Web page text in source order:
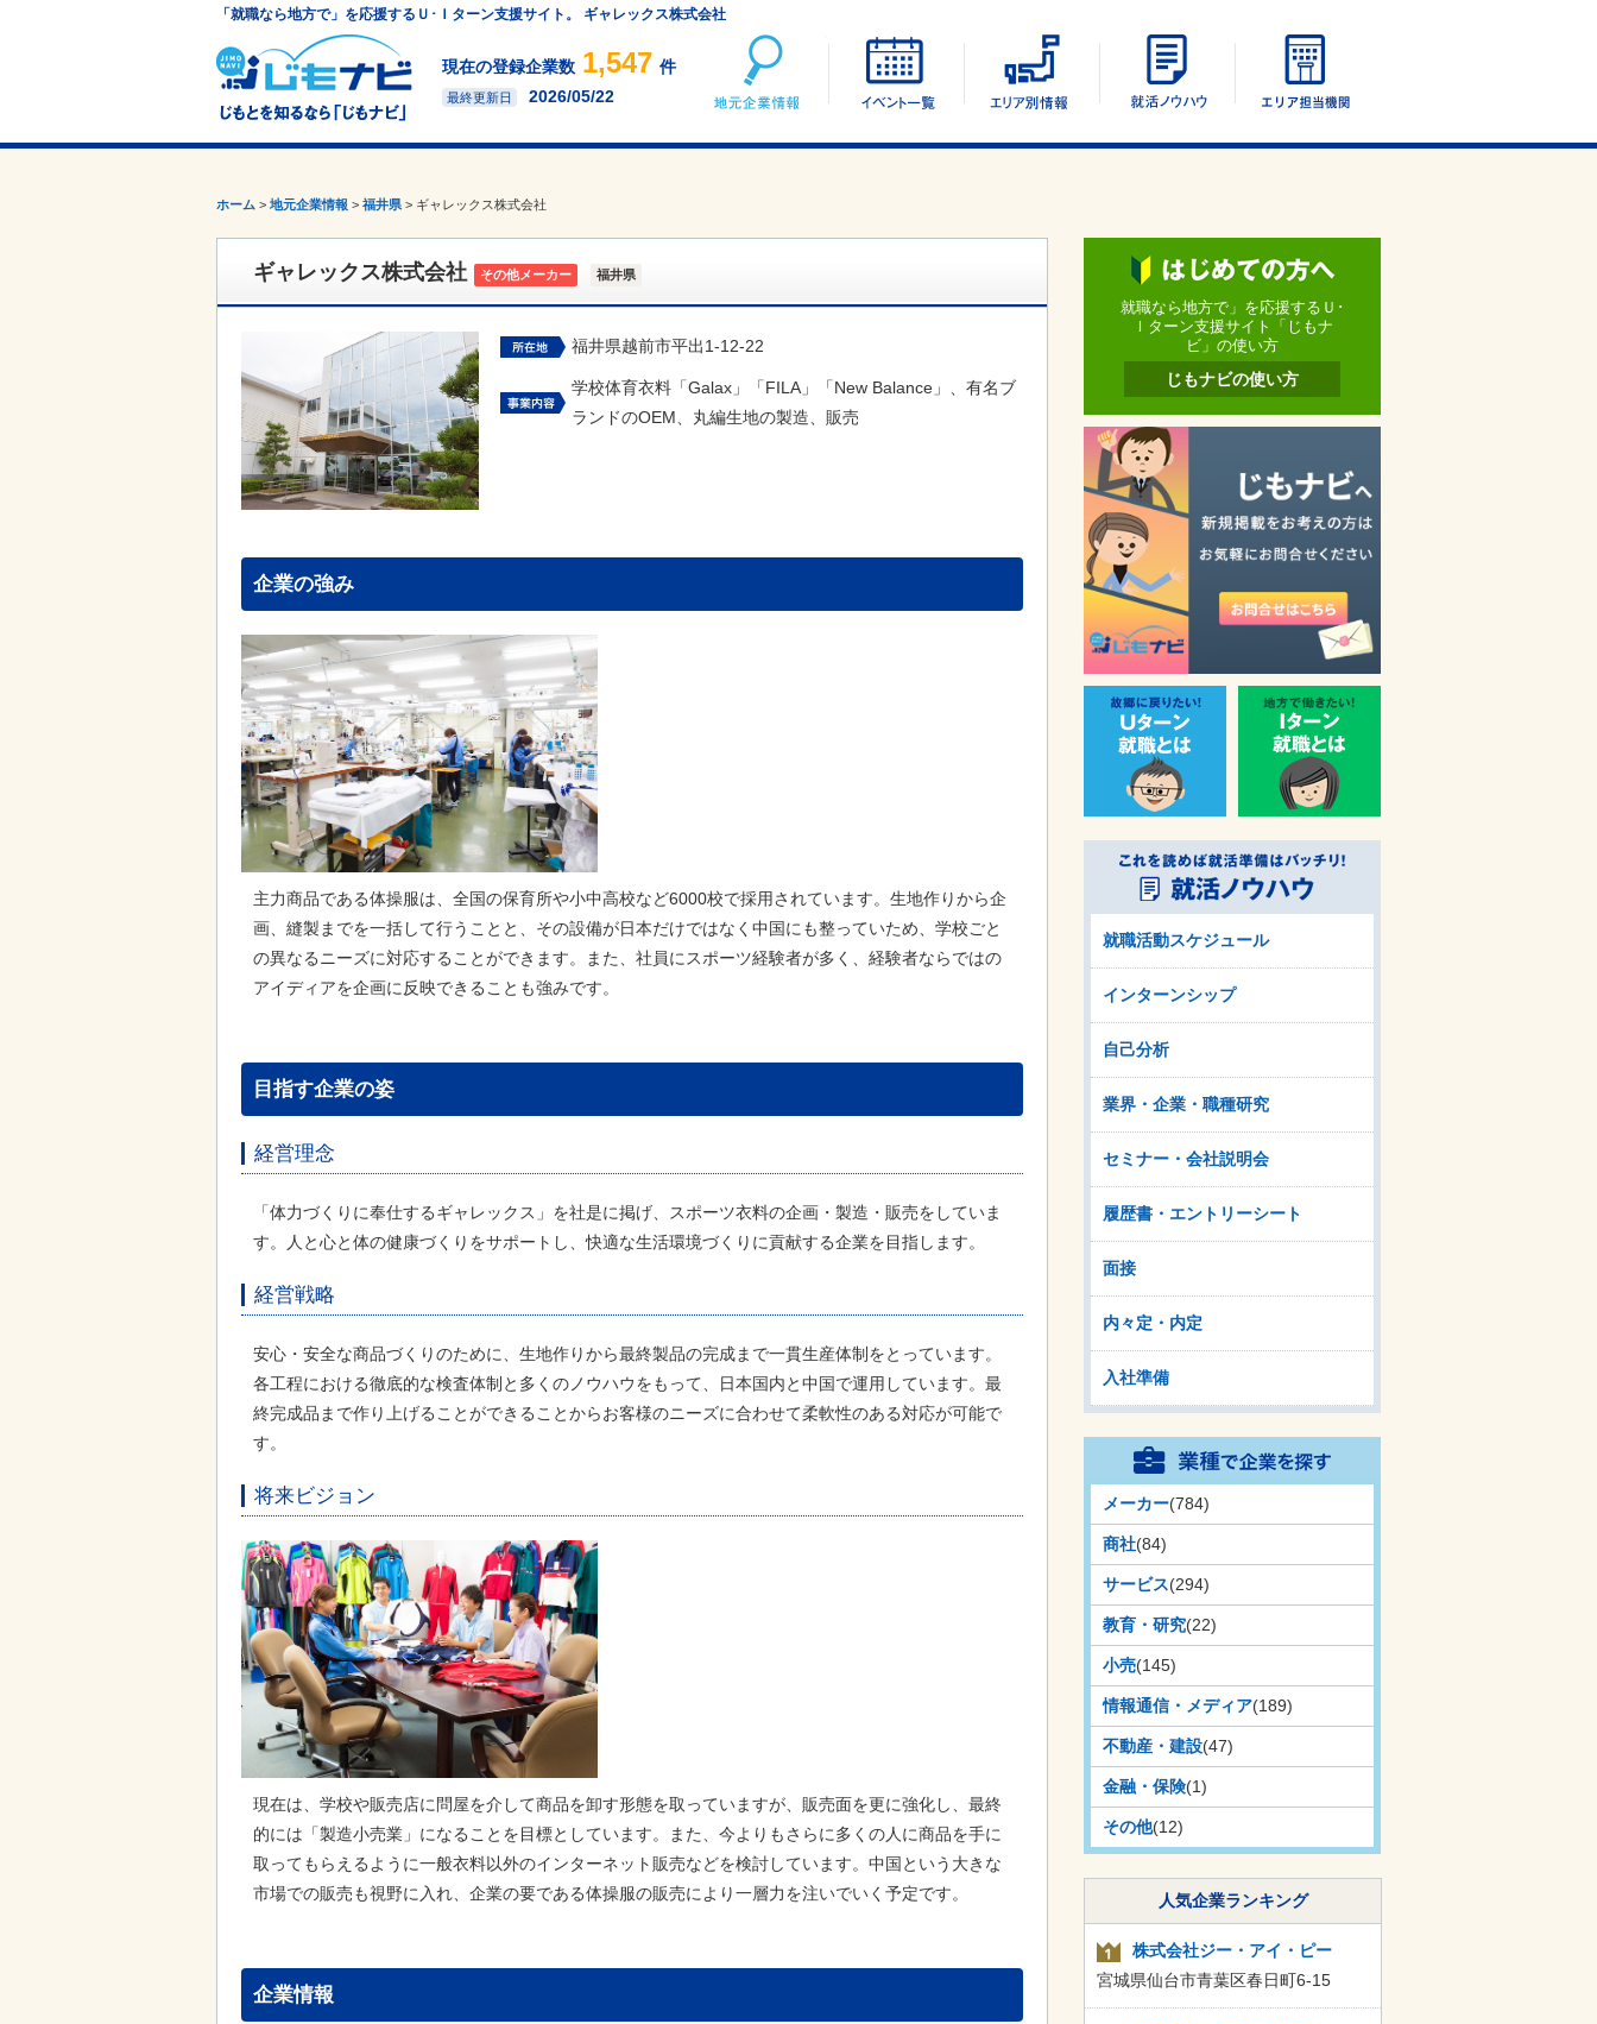
「就職なら地方で」を応援するＵ･Ｉターン支援サイト。 ギャレックス株式会社
現在の登録企業数 1,547 件
最終更新日 2026/05/22
地元企業情報 イベント一覧 エリア別情報 UIターン就活ノウハウ
ホーム > 地元企業情報 > 福井県 > ギャレックス株式会社
ギャレックス株式会社 その他メーカー 福井県
福井県越前市平出1-12-22
学校体育衣料「Galax」「FILA」「New Balance」、有名ブ
ランドのOEM、丸編生地の製造、販売
企業の強み
主力商品である体操服は、全国の保育所や小中高校など6000校で採用されています。生地作りから企
画、縫製までを一括して行うことと、その設備が日本だけではなく中国にも整っていため、学校ごと
の異なるニーズに対応することができます。また、社員にスポーツ経験者が多く、経験者ならではの
アイディアを企画に反映できることも強みです。
目指す企業の姿
経営理念
「体力づくりに奉仕するギャレックス」を社是に掲げ、スポーツ衣料の企画・製造・販売をしていま
す。人と心と体の健康づくりをサポートし、快適な生活環境づくりに貢献する企業を目指します。
経営戦略
安心・安全な商品づくりのために、生地作りから最終製品の完成まで一貫生産体制をとっています。
各工程における徹底的な検査体制と多くのノウハウをもって、日本国内と中国で運用しています。最
終完成品まで作り上げることができることからお客様のニーズに合わせて柔軟性のある対応が可能で
す。
将来ビジョン
現在は、学校や販売店に問屋を介して商品を卸す形態を取っていますが、販売面を更に強化し、最終
的には「製造小売業」になることを目標としています。また、今よりもさらに多くの人に商品を手に
取ってもらえるように一般衣料以外のインターネット販売などを検討しています。中国という大きな
市場での販売も視野に入れ、企業の要である体操服の販売により一層力を注いでいく予定です。
企業情報
就職なら地方で」を応援するＵ･
Ｉターン支援サイト「じもナ
ビ」の使い方
じもナビの使い方
就職活動スケジュール
インターンシップ
自己分析
業界・企業・職種研究
セミナー・会社説明会
履歴書・エントリーシート
面接
内々定・内定
入社準備
メーカー(784)
商社(84)
サービス(294)
教育・研究(22)
小売(145)
情報通信・メディア(189)
不動産・建設(47)
金融・保険(1)
その他(12)
人気企業ランキング
株式会社ジー・アイ・ピー
宮城県仙台市青葉区春日町6-15